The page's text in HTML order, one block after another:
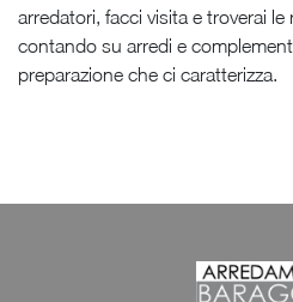
arredatori, facci visita e troverai
contando su arredi e
preparazione che ci caratterizza.